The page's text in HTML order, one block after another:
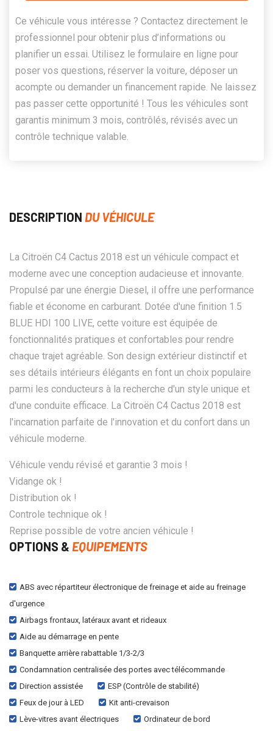
Ce véhicule vous intéresse ? Contactez directement le
professionnel pour obtenir plus d’informations ou
planifier un essai. Utilisez le formulaire en ligne pour
poser vos questions, réserver la voiture, déposer un
acompte ou demander un financement rapide. Ne laissez
pas passer cette opportunité ! Tous les véhicules sont
garantis minimum 3 mois, contrôlés, révisés avec un
contrôle technique valable.
DESCRIPTION DU VÉHICULE
La Citroën C4 Cactus 2018 est un véhicule compact et
moderne avec une conception audacieuse et innovante.
Propulsé par une énergie Diesel, il offre une performance
fiable et économe en carburant. Dotée d'une finition 1.5
BLUE HDI 100 LIVE, cette voiture est équipée de
fonctionnalités pratiques et confortables pour rendre
chaque trajet agréable. Son design extérieur distinctif et
ses détails intérieurs élégants en font un choix populaire
parmi les conducteurs à la recherche d'un style unique et
d'une conduite efficace. La Citroën C4 Cactus 2018 est
l'incarnation parfaite de l'innovation et du confort dans un
véhicule moderne.
Véhicule vendu révisé et garantie 3 mois !
Vidange ok !
Distribution ok !
Controle technique ok !
Reprise possible de votre ancien véhicule !
OPTIONS & EQUIPEMENTS
ABS avec répartiteur électronique de freinage et aide au freinage
d'urgence
Airbags frontaux, latéraux avant et rideaux
Aide au démarrage en pente
Banquette arrière rabattable 1/3-2/3
Condamnation centralisée des portes avec télécommande
Direction assistée
ESP (Contrôle de stabilité)
Feux de jour à LED
Kit anti-crevaison
Lève-vitres avant électriques
Ordinateur de bord